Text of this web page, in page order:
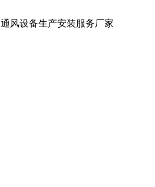
通风设备生产安装服务厂家